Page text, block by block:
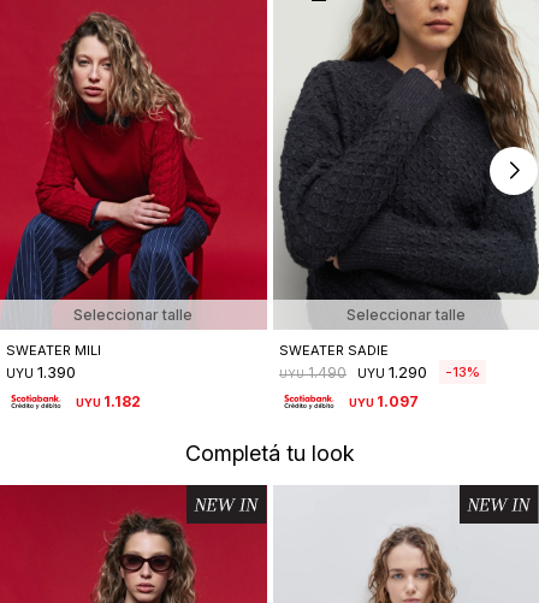
Seleccionar talle
SWEATER MILI
UYU 1.390
UYU 1.182
Seleccionar talle
SWEATER SADIE
UYU 1.490 UYU 1.290 13
UYU 1.097
Completá tu look